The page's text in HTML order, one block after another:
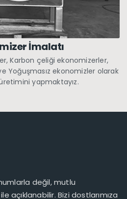
İmalatı
Karbon çeliği ekonomizerler,
Yoğuşmasız ekonomizler olarak
yapmaktayız.
değil, mutlu
açıklanabilir. Bizi dostlarımıza